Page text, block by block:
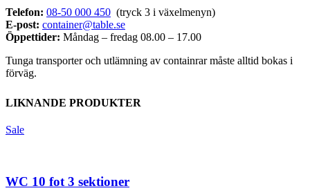
Telefon: 08-50 000 450 (tryck 3 i växelmenyn)
E-post: container@table.se
Öppettider: Måndag – fredag 08.00 – 17.00
Tunga transporter och utlämning av containrar måste alltid bokas i
förväg.
LIKNANDE PRODUKTER
Sale
WC 10 fot 3 sektioner